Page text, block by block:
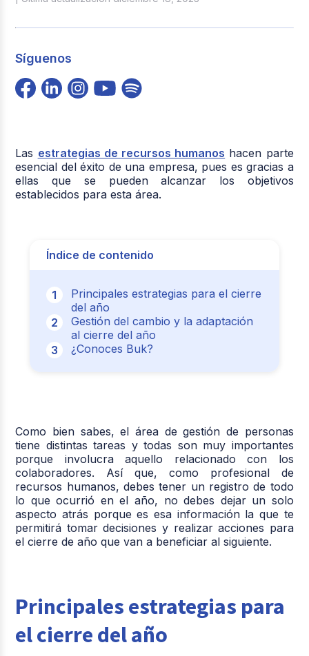
Síguenos
Las estrategias de recursos humanos hacen parte
esencial del éxito de una empresa, pues es gracias a
ellas que se pueden alcanzar los objetivos
establecidos para esta área.
Índice de contenido
Principales estrategias para el cierre
del año
Gestión del cambio y la adaptación
al cierre del año
¿Conoces Buk?
Como bien sabes, el área de gestión de personas
tiene distintas tareas y todas son muy importantes
porque involucra aquello relacionado con los
colaboradores. Así que, como profesional de
recursos humanos, debes tener un registro de todo
lo que ocurrió en el año, no debes dejar un solo
aspecto atrás porque es esa información la que te
permitirá tomar decisiones y realizar acciones para
el cierre de año que van a beneficiar al siguiente.
Principales estrategias para
el cierre del año